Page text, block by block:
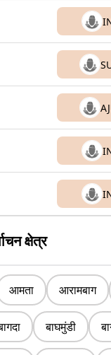
क्षेत्र
आमता आरामबाग
बाघमुंडी